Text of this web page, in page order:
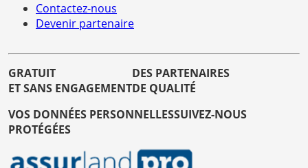
Contactez-nous
Devenir partenaire
GRATUIT
ET SANS ENGAGEMENT
DES PARTENAIRES
DE QUALITÉ
VOS DONNÉES PERSONNELLES
PROTÉGÉES
SUIVEZ-NOUS